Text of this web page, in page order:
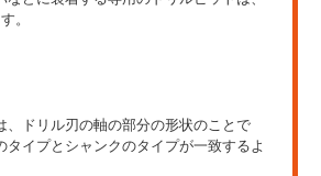
。
、ドリル刃の軸の部分の形状のことで
タイプとシャンクのタイプが一致するよ